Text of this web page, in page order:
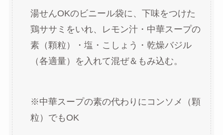
湯せんOKのビニール袋に、下味をつけた
鶏ササミをいれ、レモン汁・中華スープの
素（顆粒）・塩・こしょう・乾燥バジル
（各適量）を入れて混ぜ＆もみ込む。
※中華スープの素の代わりにコンソメ（顆
粒）でもOK